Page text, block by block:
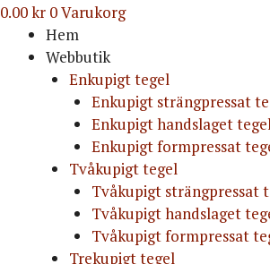
0.00kr 0Varukorg
Hem
Webbutik
Enkupigt tegel
Enkupigt strängpressat
Enkupigt handslaget
Enkupigt formpressat
Tvåkupigt tegel
Tvåkupigt strängpressat
Tvåkupigt handslaget
Tvåkupigt formpressat
Trekupigt tegel